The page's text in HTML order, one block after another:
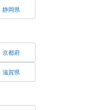
静岡県
京都府
滋賀県